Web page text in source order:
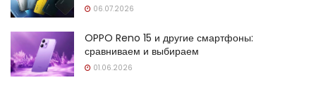
06.07.2026
OPPO Reno 15 и другие смартфоны:
сравниваем и выбираем
01.06.2026